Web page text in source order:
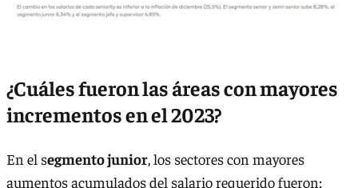
¿Cuáles fueron las áreas con mayores
incrementos en el 2023?
En el segmento junior, los sectores con mayores
aumentos acumulados del salario requerido fueron: